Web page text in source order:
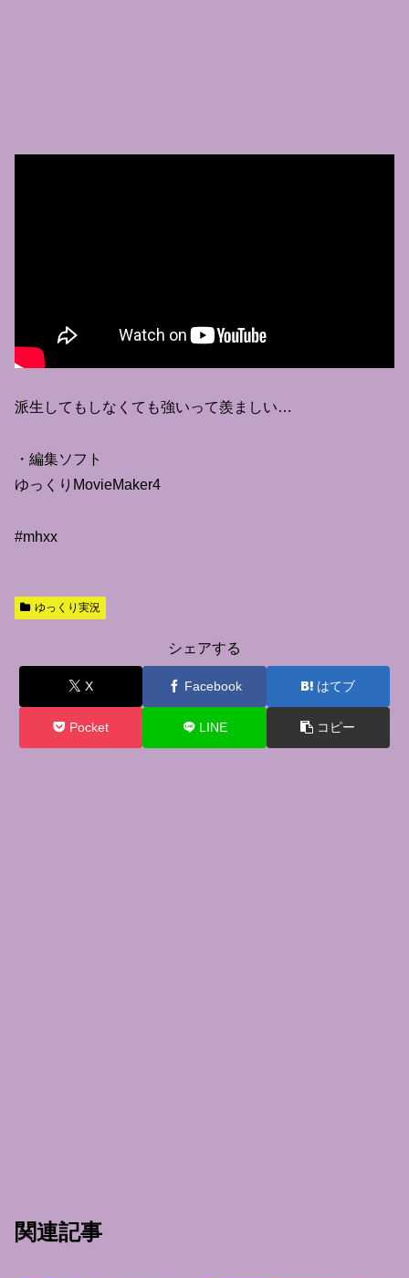
派生してもしなくても強いって羨ましい…
・編集ソフト
ゆっくりMovieMaker4
#mhxx
ゆっくり実況
シェアする
X Facebook はてブ
Pocket LINE コピー
関連記事